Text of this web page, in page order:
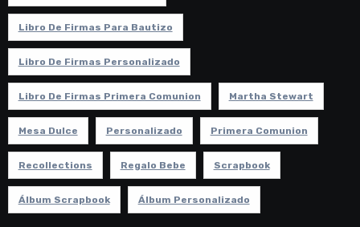
Libro De Firmas Para Bautizo
Libro De Firmas Personalizado
Libro De Firmas Primera Comunion Martha Stewart
Mesa Dulce Personalizado Primera Comunion
Recollections Regalo Bebe Scrapbook
Álbum Scrapbook Álbum Personalizado